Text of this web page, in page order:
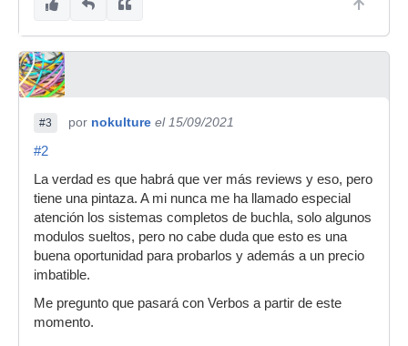
#3 por nokulture el 15/09/2021
#2
La verdad es que habrá que ver más reviews y eso, pero
tiene una pintaza. A mi nunca me ha llamado especial
atención los sistemas completos de buchla, solo algunos
modulos sueltos, pero no cabe duda que esto es una
buena oportunidad para probarlos y además a un precio
imbatible.
Me pregunto que pasará con Verbos a partir de este
momento.